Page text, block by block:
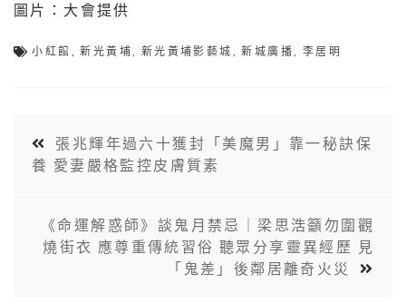
圖片：大會提供
小紅館 ,新光黃埔, 新光黃埔影藝城 ,新城廣播, 李居明
張兆輝年過六十獲封「美魔男」靠一秘訣保
養 愛妻嚴格監控皮膚質素
《命運解惑師》談鬼月禁忌｜梁思浩籲勿圍觀
燒街衣 應尊重傳統習俗 聽眾分享靈異經歷 見
「鬼差」後鄰居離奇火災